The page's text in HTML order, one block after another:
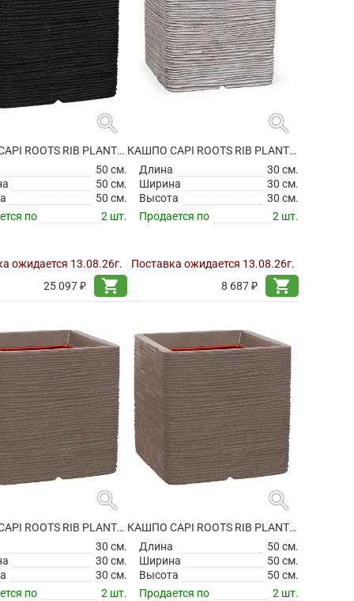
search
КАШПО CAPI ROOTS RIB PLANTER SQUARE BLACK
50 см.
50 см.
50 см.
по
2 шт.
ожидается 13.08.26г.
25 097 ₽
shopping_cart
search
КАШПО CAPI ROOTS RIB PLANTER SQUARE IVORY
Длина
30 см.
Ширина
30 см.
Высота
30 см.
Продается по
2 шт.
Поставка ожидается 13.08.26г.
8 687 ₽
shopping_cart
search
КАШПО CAPI ROOTS RIB PLANTER SQUARE WARM TAUPE
30 см.
30 см.
30 см.
по
2 шт.
search
КАШПО CAPI ROOTS RIB PLANTER SQUARE WARM TAUPE
Длина
50 см.
Ширина
50 см.
Высота
50 см.
Продается по
2 шт.